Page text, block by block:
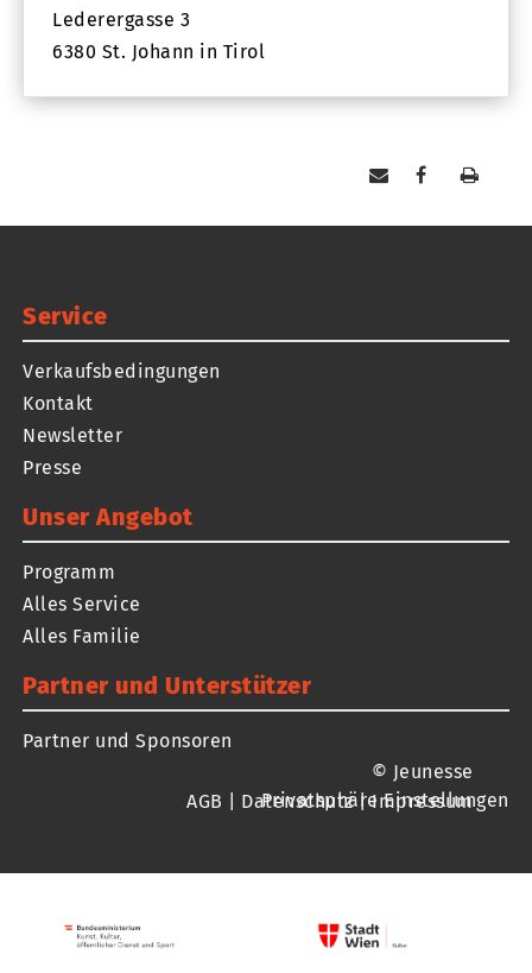
Lederergasse 3
6380 St. Johann in Tirol
Service
Verkaufsbedingungen
Kontakt
Newsletter
Presse
Unser Angebot
Programm
Alles Service
Alles Familie
Partner und Unterstützer
Partner und Sponsoren
© Jeunesse
AGB
Datenschutz|Impressum
Privatsphäre Einstellungen